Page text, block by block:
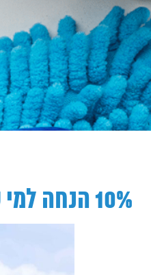
10% הנחה למי שמגיע מהפוסט הזה